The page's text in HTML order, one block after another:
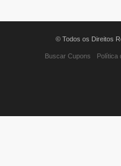
© Todos os Direitos
Buscar Cupons Política